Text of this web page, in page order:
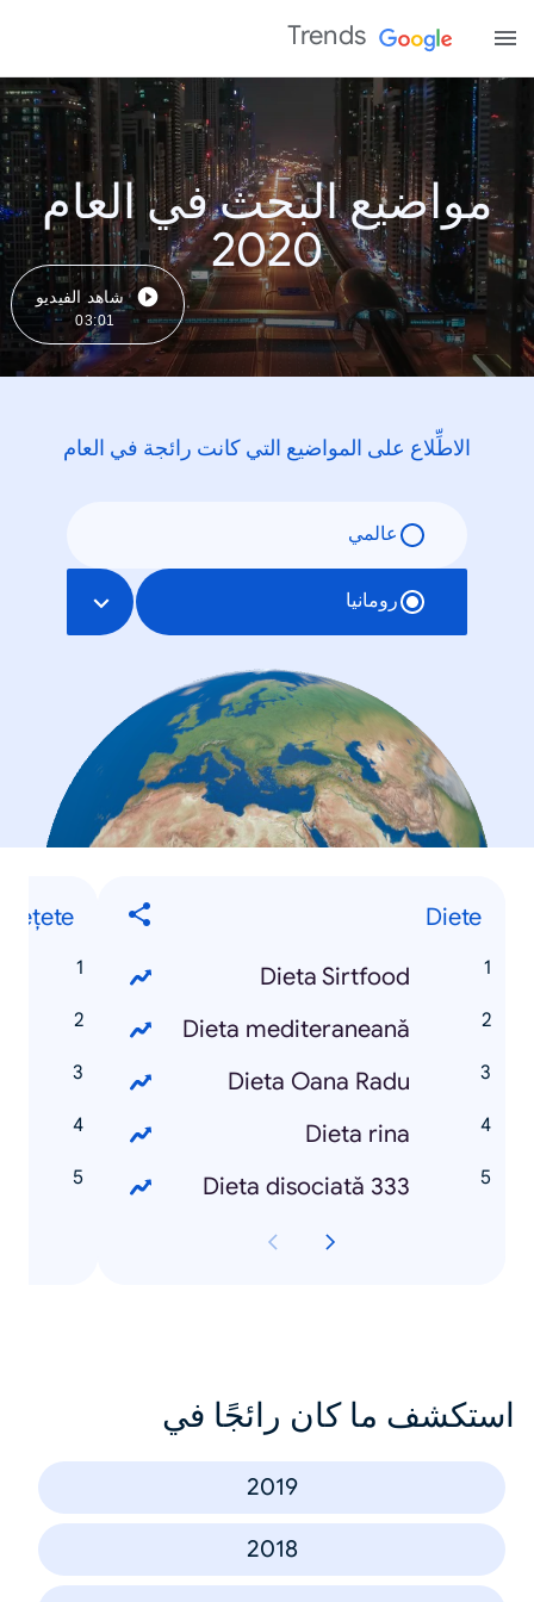
Trends
مواضيع البحث في العام
2020
شاهد الفيديو
03:01
الاطِّلاع على المواضيع التي كانت رائجة في العام
عالمي
رومانيا
Diete
Dieta Sirtfood
Dieta mediteraneană
Dieta Oana Radu
Dieta rina
Dieta disociată 333
Rețete
استكشف ما كان رائجًا في
2019
2018